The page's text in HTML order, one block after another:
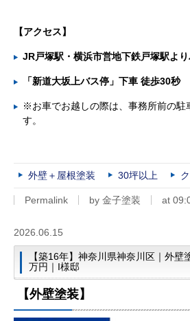
【アクセス】
JR戸塚駅・横浜市営地下鉄戸塚駅よ
「新道大坂上バス停」下車 徒歩30秒
※お車でお越しの際は、事務所前の駐
す。
外壁＋屋根塗装 30坪以上
Permalink by 金子塗装 at
2026.06.15
【築16年】神奈川県神奈川区｜外壁
万円｜I様邸
【外壁塗装】